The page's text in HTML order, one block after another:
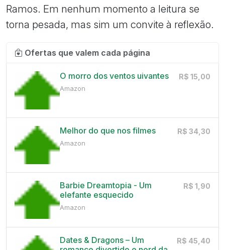
Ramos. Em nenhum momento a leitura se
torna pesada, mas sim um convite à reflexão.
Ofertas que valem cada página
O morro dos ventos uivantes
Amazon
R$ 15,00
Melhor do que nos filmes
Amazon
R$ 34,30
Barbie Dreamtopia - Um
elefante esquecido
Amazon
R$ 1,90
Dates & Dragons – Um
R$ 45,40